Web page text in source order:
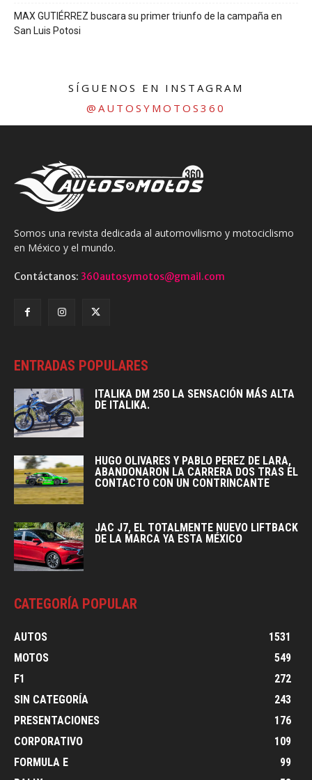
MAX GUTIÉRREZ buscara su primer triunfo de la campaña en
San Luis Potosi
SÍGUENOS EN INSTAGRAM
@AUTOSYMOTOS360
Somos una revista dedicada al automovilismo y motociclismo
en México y el mundo.
Contáctanos: 360autosymotos@gmail.com
ENTRADAS POPULARES
ITALIKA DM 250 LA SENSACIÓN MÁS ALTA
DE ITALIKA.
HUGO OLIVARES Y PABLO PEREZ DE LARA,
ABANDONARON LA CARRERA DOS TRAS EL
CONTACTO CON UN CONTRINCANTE
JAC J7, EL TOTALMENTE NUEVO LIFTBACK
DE LA MARCA YA ESTA MÉXICO
CATEGORÍA POPULAR
AUTOS
1531
MOTOS
549
F1
272
SIN CATEGORÍA
243
PRESENTACIONES
176
CORPORATIVO
109
FORMULA E
99